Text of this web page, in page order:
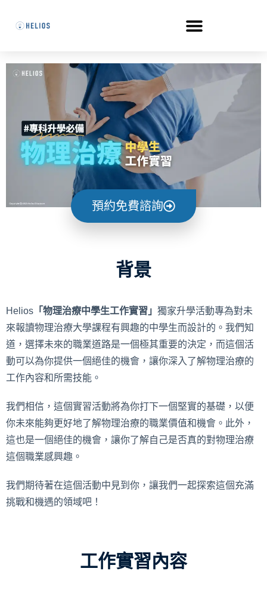
預約免費諮詢
背景
Helios 「物理治療中學生工作實習」 獨家升學活動專為對未
來報讀物理治療大學課程有興趣的中學生而設計的。我們知
道，選擇未來的職業道路是一個極其重要的決定，而這個活
動可以為你提供一個絕佳的機會，讓你深入了解物理治療的
工作內容和所需技能。
我們相信，這個實習活動將為你打下一個堅實的基礎，以便
你未來能夠更好地了解物理治療的職業價值和機會。此外，
這也是一個絕佳的機會，讓你了解自己是否真的對物理治療
這個職業感興趣。
我們期待著在這個活動中見到你，讓我們一起探索這個充滿
挑戰和機遇的領域吧！
工作實習內容